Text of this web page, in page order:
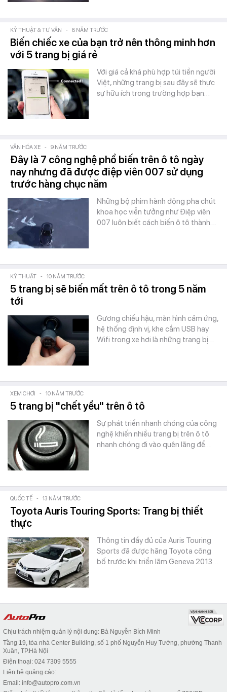
KỸ THUẬT & TƯ VẤN - 8 NĂM TRƯỚC
Biến chiếc xe của bạn trở nên thông minh hơn
với 5 trang bị giá rẻ
Với giá cả khá phù hợp túi tiền người
Việt, những trang bị sau đây sẽ thực
sự hữu ích trong trường hợp bạn…
VĂN HÓA XE - 9 NĂM TRƯỚC
Đây là 7 công nghệ phổ biến trên ô tô ngày
nay nhưng đã được điệp viên 007 sử dụng
trước hàng chục năm
Những bộ phim hành động pha chút
khoa học viễn tưởng như Điệp viên
007 luôn biết cách biến ô tô thành…
KỸ THUẬT - 10 NĂM TRƯỚC
5 trang bị sẽ biến mất trên ô tô trong 5 năm
tới
Gương chiếu hậu, màn hình cảm ứng,
hệ thống định vị, khe cắm USB hay
Wifi trong xe hơi là những trang bị…
XEM CHƠI - 10 NĂM TRƯỚC
5 trang bị "chết yểu" trên ô tô
Sự phát triển nhanh chóng của công
nghệ khiến nhiều trang bị trên ô tô
nhanh chóng đi vào quên lãng để…
QUỐC TẾ - 13 NĂM TRƯỚC
Toyota Auris Touring Sports: Trang bị thiết
thực
Thông tin đầy đủ của Auris Touring
Sports đã được hãng Toyota công
bố trước khi triển lãm Geneva 2013…
Chịu trách nhiệm quản lý nội dung: Bà Nguyễn Bích Minh
Tầng 19, tòa nhà Center Building, số 1 phố Nguyễn Huy Tưởng, phường Thanh
Xuân, TP.Hà Nội
Điện thoại: 024 7309 5555
Liên hệ quảng cáo:
Email: info@autopro.com.vn